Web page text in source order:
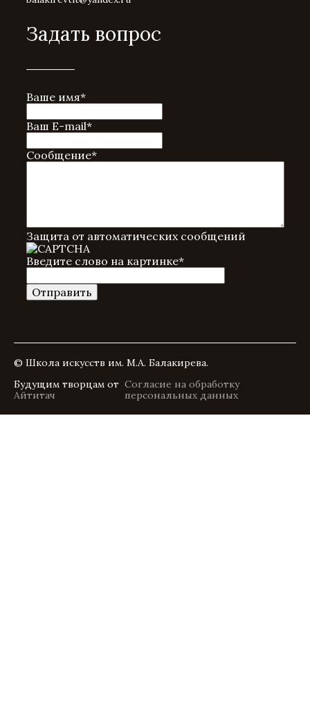
Задать вопрос
Ваше имя*
Ваш E-mail*
Сообщение*
Защита от автоматических сообщений
Введите слово на картинке*
© Школа искусств им. М.А. Балакирева.
Будущим творцам от
Айтитач
Согласие на обработку
персональных данных